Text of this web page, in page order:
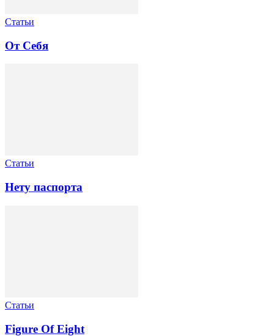
Статьи
От Себя
Статьи
Нету паспорта
Статьи
Figure Of Eight